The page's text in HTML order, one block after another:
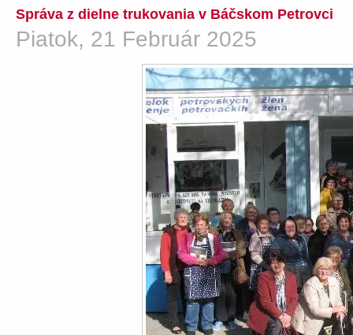
Správa z dielne trukovania v Báčskom Petrovci
Piatok, 21 Február 2025